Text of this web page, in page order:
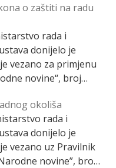
o zaštiti na radu
rada i
donijelo je
vezano za primjenu
novine“, broj
okoliša
rada i
donijelo je
vezano uz Pravilnik
novine”, broj